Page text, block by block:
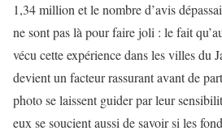
1,34 million et le nombre d’avis
ne sont pas là pour faire joli : le fait
vécu cette expérience dans les villes du
devient un facteur rassurant avant de
photo se laissent guider par leur
eux se soucient aussi de savoir si les